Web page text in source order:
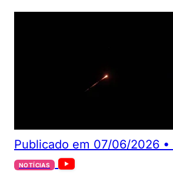
Publicado em 07/06/2026 •
NOTÍCIAS